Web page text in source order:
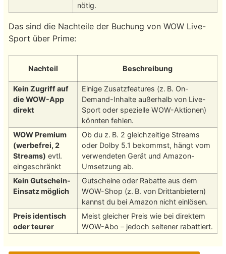
nötig.
Das sind die Nachteile der Buchung von WOW Live-
Sport über Prime:
Nachteil Beschreibung
Kein Zugriff auf
die WOW-App
direkt
Einige Zusatzfeatures (z. B. On-
Demand-Inhalte außerhalb von Live-
Sport oder spezielle WOW-Aktionen)
könnten fehlen.
WOW Premium
(werbefrei, 2
Streams) evtl.
eingeschränkt
Ob du z. B. 2 gleichzeitige Streams
oder Dolby 5.1 bekommst, hängt vom
verwendeten Gerät und Amazon-
Umsetzung ab.
Kein Gutschein-
Einsatz möglich
Gutscheine oder Rabatte aus dem
WOW-Shop (z. B. von Drittanbietern)
kannst du bei Amazon nicht einlösen.
Preis identisch
oder teurer
Meist gleicher Preis wie bei direktem
WOW-Abo – jedoch seltener rabattiert.